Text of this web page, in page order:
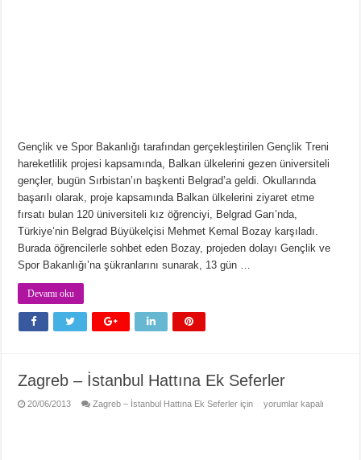
Gençlik ve Spor Bakanlığı tarafından gerçekleştirilen Gençlik Treni
hareketlilik projesi kapsamında, Balkan ülkelerini gezen üniversiteli
gençler, bugün Sırbistan’ın başkenti Belgrad’a geldi. Okullarında
başarılı olarak, proje kapsamında Balkan ülkelerini ziyaret etme
fırsatı bulan 120 üniversiteli kız öğrenciyi, Belgrad Garı’nda,
Türkiye’nin Belgrad Büyükelçisi Mehmet Kemal Bozay karşıladı.
Burada öğrencilerle sohbet eden Bozay, projeden dolayı Gençlik ve
Spor Bakanlığı’na şükranlarını sunarak, 13 gün …
Devamı oku
Zagreb – İstanbul Hattına Ek Seferler
20/06/2013 Zagreb – İstanbul Hattına Ek Seferler için yorumlar kapalı